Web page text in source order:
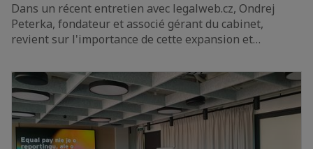
Dans un récent entretien avec legalweb.cz, Ondrej
Peterka, fondateur et associé gérant du cabinet,
revient sur l'importance de cette expansion et…